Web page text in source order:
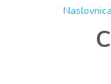
Naslovnica